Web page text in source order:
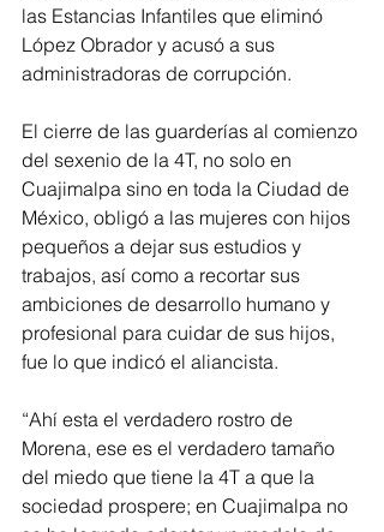
las Estancias Infantiles que eliminó
López Obrador y acusó a sus
administradoras de corrupción.
El cierre de las guarderías al comienzo
del sexenio de la 4T, no solo en
Cuajimalpa sino en toda la Ciudad de
México, obligó a las mujeres con hijos
pequeños a dejar sus estudios y
trabajos, así como a recortar sus
ambiciones de desarrollo humano y
profesional para cuidar de sus hijos,
fue lo que indicó el aliancista.
“Ahí esta el verdadero rostro de
Morena, ese es el verdadero tamaño
del miedo que tiene la 4T a que la
sociedad prospere; en Cuajimalpa no